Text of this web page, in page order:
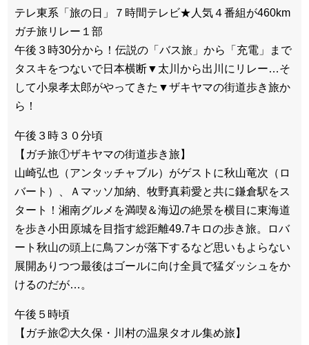
テレ東系「旅の日」７時間テレビ★人気４番組が460km
ガチ旅リレー１部
午後３時30分から！伝説の「バス旅」から「充電」まで
タスキをつないで日本横断▼太川から出川にリレー…そ
して小泉孝太郎がやってきた▼ザキヤマの街道歩き旅か
ら！
午後３時３０分頃
【ガチ旅①ザキヤマの街道歩き旅】
山崎弘也（アンタッチャブル）がゲストに秋山竜次（ロ
バート）、Ａマッソ加納、牧野真莉愛と共に鎌倉駅をス
タート！湘南グルメを満喫＆海辺の絶景を横目に東海道
を歩き小田原城を目指す総距離49.7キロの歩き旅。ロバ
ート秋山の頭上に鳥フンが落下するなど思いもよらない
展開ありつつ最後はゴールに向け全員で猛ダッシュをか
けるのだが…。
午後５時頃
【ガチ旅②大久保・川村の温泉タオル集め旅】